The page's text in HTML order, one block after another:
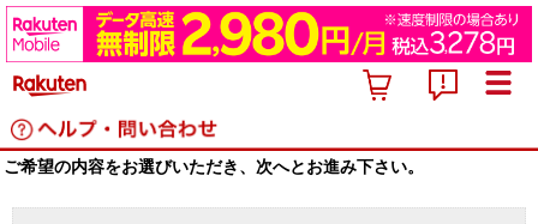
ご希望の内容をお選びいただき、次へとお進み下さい。